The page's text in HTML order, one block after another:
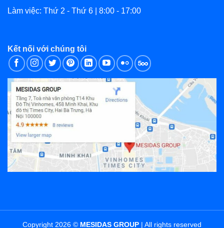
Làm việc: Thứ 2 - Thứ 6 | 8:00 - 17:00
Kết nối với chúng tôi
Copyright 2026 © MESIDAS GROUP | All rights reserved